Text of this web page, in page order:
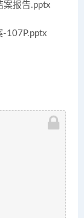
案报告.pptx
-107P.pptx